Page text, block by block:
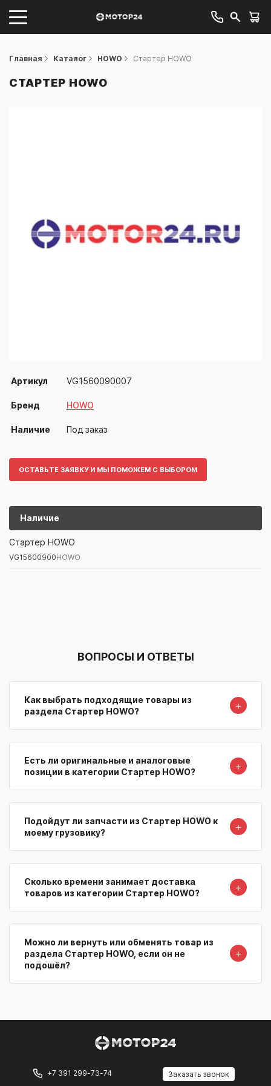
Главная Каталог HOWO Стартер HOWO
СТАРТЕР HOWO
Артикул VG1560090007
Бренд HOWO
Наличие Под заказ
ОСТАВЬТЕ ЗАЯВКУ И МЫ ПОМОЖЕМ С ВЫБОРОМ
Наличие
Артикул/БрендНаименование
VG15600900HOWO
Стартер HOWO
VG15600900HOWO
ВОПРОСЫ И ОТВЕТЫ
Как выбрать подходящие товары из
раздела Стартер HOWO?
＋
Есть ли оригинальные и аналоговые
позиции в категории Стартер HOWO?
＋
Подойдут ли запчасти из Стартер HOWO к
моему грузовику?
＋
Сколько времени занимает доставка
товаров из категории Стартер HOWO?
＋
Можно ли вернуть или обменять товар из
раздела Стартер HOWO, если он не
подошёл?
＋
+7 391 299-73-74 Заказать звонок